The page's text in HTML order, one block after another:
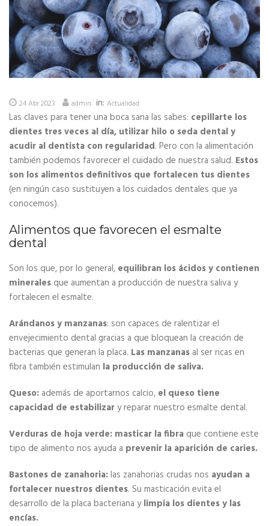
24 Abr 2023 admin in: Actualidad
Las claves para tener una boca sana las sabes: cepillarte los
dientes tres veces al día, utilizar hilo o seda dental y
acudir al dentista con regularidad. Pero con la alimentación
también podemos favorecer el cuidado de nuestra salud. Estos
son los alimentos definitivos que fortalecen tus dientes
(en ningún caso sustituyen a los cuidados dentales que ya
conocemos).
Alimentos que favorecen el esmalte
dental
Son los que, por lo general, equilibran los ácidos y contienen
minerales que aumentan a producción de nuestra saliva y
fortalecen el esmalte.
Arándanos y manzanas: son capaces de ralentizar el
envejecimiento dental gracias a que bloquean la creación de
bacterias que generan la placa. Las manzanas al ser ricas en
fibra también estimulan la producción de saliva.
Queso: además de aportarnos calcio, el queso tiene
capacidad de estabilizary reparar nuestro esmalte dental.
Verduras de hoja verde: masticar la fibra que contiene este
tipo de alimento nos ayuda a prevenir la aparición de caries.
Bastones de zanahoria:las zanahorias crudas nos ayudan a
fortalecer nuestros dientes. Su masticación evita el
desarrollo de la placa bacteriana ylimpia los dientes y las
encías.